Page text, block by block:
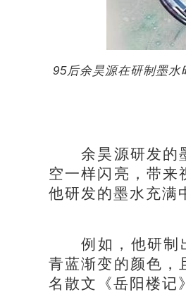
95后余昊源在研制墨水
余昊源研发的墨
空一样闪亮，带来
他研发的墨水充满
例如，他研制出
青蓝渐变的颜色，
名散文《岳阳楼记